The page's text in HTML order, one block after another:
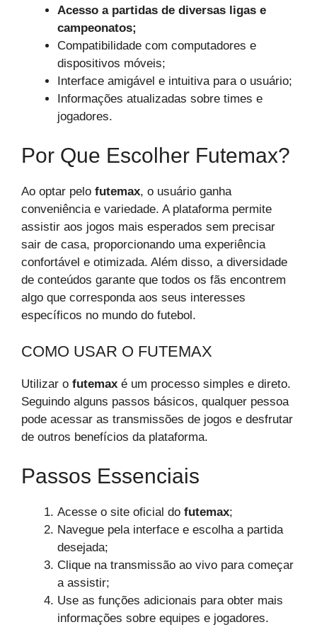
Acesso a partidas de diversas ligas e
campeonatos;
Compatibilidade com computadores e
dispositivos móveis;
Interface amigável e intuitiva para o usuário;
Informações atualizadas sobre times e
jogadores.
Por Que Escolher Futemax?
Ao optar pelo futemax, o usuário ganha
conveniência e variedade. A plataforma permite
assistir aos jogos mais esperados sem precisar
sair de casa, proporcionando uma experiência
confortável e otimizada. Além disso, a diversidade
de conteúdos garante que todos os fãs encontrem
algo que corresponda aos seus interesses
específicos no mundo do futebol.
COMO USAR O FUTEMAX
Utilizar o futemax é um processo simples e direto.
Seguindo alguns passos básicos, qualquer pessoa
pode acessar as transmissões de jogos e desfrutar
de outros benefícios da plataforma.
Passos Essenciais
Acesse o site oficial do futemax;
Navegue pela interface e escolha a partida
desejada;
Clique na transmissão ao vivo para começar
a assistir;
Use as funções adicionais para obter mais
informações sobre equipes e jogadores.